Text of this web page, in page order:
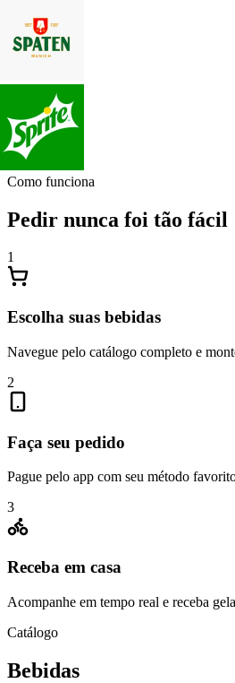
Como funciona
Pedir nunca foi tão fácil
1
Escolha suas bebidas
Navegue pelo catálogo completo e
2
Faça seu pedido
Pague pelo app com seu método
3
Receba em casa
Acompanhe em tempo real e receba
Catálogo
Bebidas